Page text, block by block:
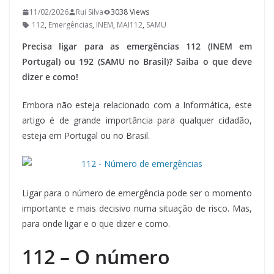
11/02/2026 Rui Silva
3038 Views
112, Emergências, INEM, MAI112, SAMU
Precisa ligar para as emergências 112 (INEM em
Portugal) ou 192 (SAMU no Brasil)? Saiba o que deve
dizer e como!
Embora não esteja relacionado com a Informática, este
artigo é de grande importância para qualquer cidadão,
esteja em Portugal ou no Brasil.
Ligar para o número de emergência pode ser o momento
importante e mais decisivo numa situação de risco. Mas,
para onde ligar e o que dizer e como.
112 – O número